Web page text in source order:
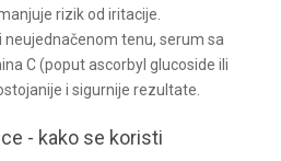
rizik od iritacije.
neujednačenom tenu, serum sa
C (poput ascorbyl glucoside ili
i sigurnije rezultate.
- kako se koristi